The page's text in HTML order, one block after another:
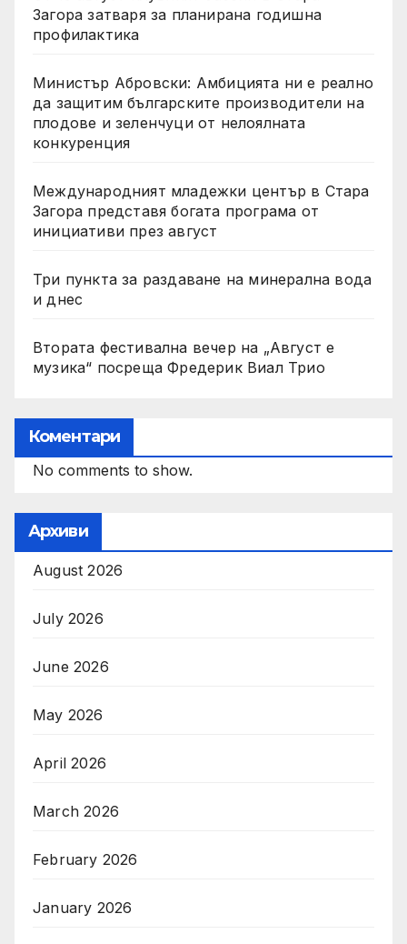
Загора затваря за планирана годишна
профилактика
Министър Абровски: Амбицията ни е реално
да защитим българските производители на
плодове и зеленчуци от нелоялната
конкуренция
Международният младежки център в Стара
Загора представя богата програма от
инициативи през август
Три пункта за раздаване на минерална вода
и днес
Втората фестивална вечер на „Август е
музика“ посреща Фредерик Виал Трио
Коментари
No comments to show.
Архиви
August 2026
July 2026
June 2026
May 2026
April 2026
March 2026
February 2026
January 2026